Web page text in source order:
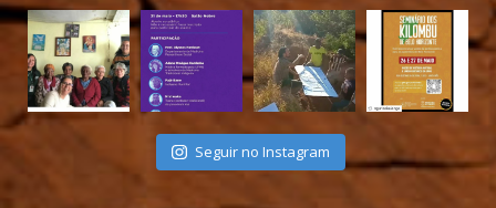
Seguir no Instagram